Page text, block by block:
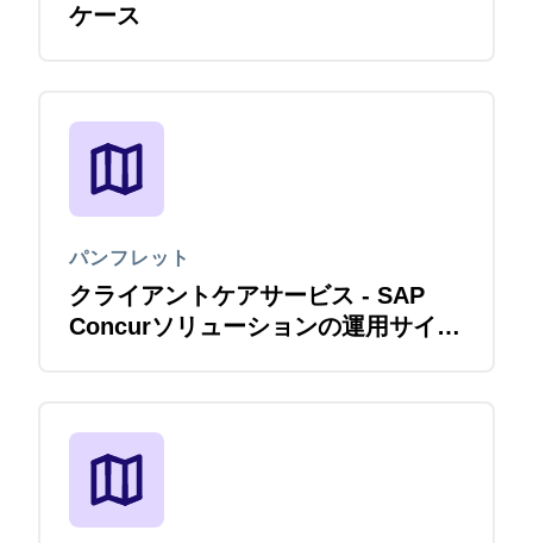
ケース
パンフレット
クライアントケアサービス - SAP
Concurソリューションの運用サイク